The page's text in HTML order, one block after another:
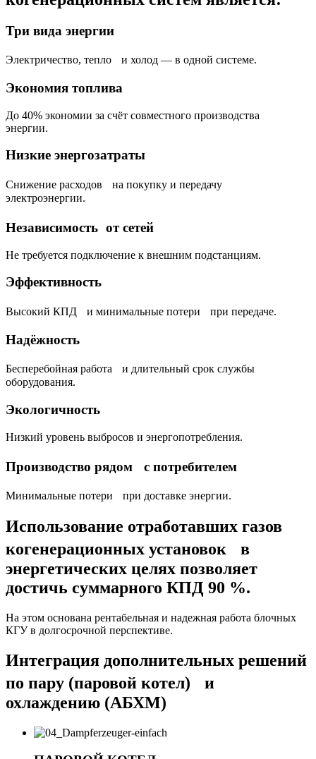
Три вида энергии
Электричество, тепло и холод — в одной системе.
Экономия топлива
До 40% экономии за счёт совместного производства
энергии.
Низкие энергозатраты
Снижение расходов на покупку и передачу
электроэнергии.
Независимость от сетей
Не требуется подключение к внешним подстанциям.
Эффективность
Высокий КПД и минимальные потери при передаче.
Надёжность
Бесперебойная работа и длительный срок службы
оборудования.
Экологичность
Низкий уровень выбросов и энергопотребления.
Производство рядом с потребителем
Минимальные потери при доставке энергии.
Использование отработавших газов
когенерационных установок в
энергетических целях позволяет
достичь суммарного КПД 90 %.
На этом основана рентабельная и надежная работа блочных
КГУ в долгосрочной перспективе.
Интеграция дополнительных решений
по пару (паровой котел) и
охлаждению (АБХМ)